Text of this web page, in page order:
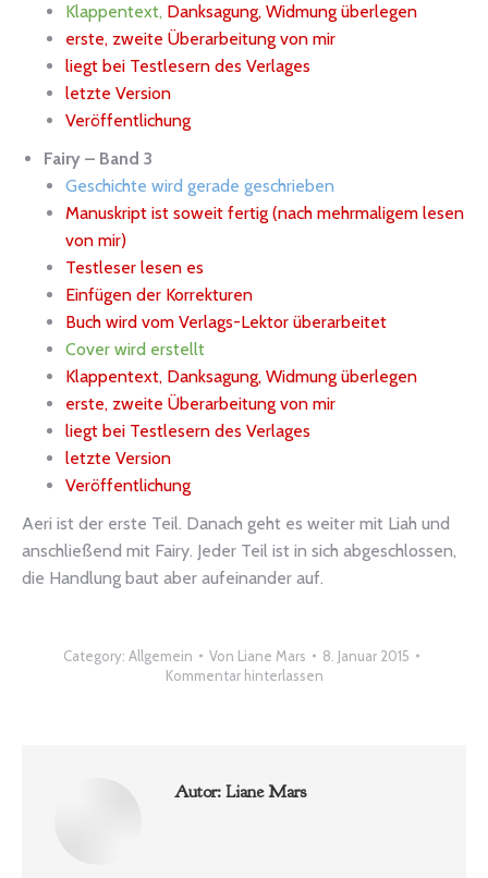
Klappentext, Danksagung, Widmung überlegen
erste, zweite Überarbeitung von mir
liegt bei Testlesern des Verlages
letzte Version
Veröffentlichung
Fairy – Band 3
Geschichte wird gerade geschrieben
Manuskript ist soweit fertig (nach mehrmaligem lesen
von mir)
Testleser lesen es
Einfügen der Korrekturen
Buch wird vom Verlags-Lektor überarbeitet
Cover wird erstellt
Klappentext, Danksagung, Widmung überlegen
erste, zweite Überarbeitung von mir
liegt bei Testlesern des Verlages
letzte Version
Veröffentlichung
Aeri ist der erste Teil. Danach geht es weiter mit Liah und
anschließend mit Fairy. Jeder Teil ist in sich abgeschlossen,
die Handlung baut aber aufeinander auf.
Category: Allgemein Von Liane Mars
8. Januar 2015
Kommentar hinterlassen
Autor: Liane Mars